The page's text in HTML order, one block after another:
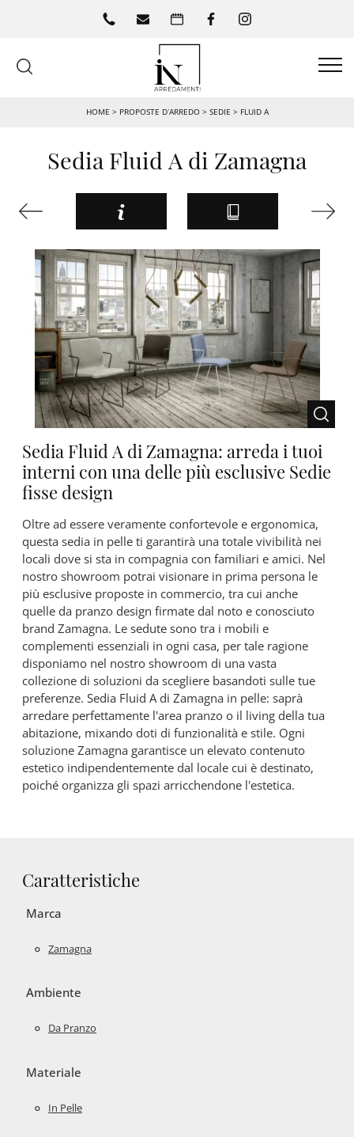
HOME > PROPOSTE D’ARREDO> SEDIE > FLUID A
Sedia Fluid A di Zamagna
Sedia Fluid A di Zamagna: arreda i tuoi
interni con una delle più esclusive Sedie
fisse design
Oltre ad essere veramente confortevole e ergonomica,
questa sedia in pelle ti garantirà una totale vivibilità nei
locali dove si sta in compagnia con familiari e amici. Nel
nostro showroom potrai visionare in prima persona le
più esclusive proposte in commercio, tra cui anche
quelle da pranzo design firmate dal noto e conosciuto
brand Zamagna. Le sedute sono tra i mobili e
complementi essenziali in ogni casa, per tale ragione
disponiamo nel nostro showroom di una vasta
collezione di soluzioni da scegliere basandoti sulle tue
preferenze. Sedia Fluid A di Zamagna in pelle: saprà
arredare perfettamente l'area pranzo o il living della tua
abitazione, mixando doti di funzionalità e stile. Ogni
soluzione Zamagna garantisce un elevato contenuto
estetico indipendentemente dal locale cui è destinato,
poiché organizza gli spazi arricchendone l'estetica.
Caratteristiche
Marca
Zamagna
Ambiente
Da Pranzo
Materiale
In Pelle